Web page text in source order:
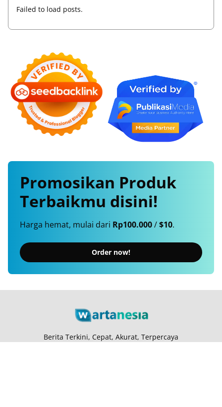
Failed to load posts.
Promosikan Produk
Terbaikmu disini!
Harga hemat, mulai dari Rp100.000/$10.
Order now!
Berita Terkini, Cepat, Akurat, Terpercaya